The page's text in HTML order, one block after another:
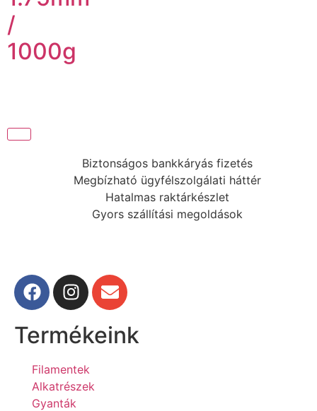
/
1000g
Biztonságos bankkáryás fizetés
Megbízható ügyfélszolgálati háttér
Hatalmas raktárkészlet
Gyors szállítási megoldások
Termékeink
Filamentek
Alkatrészek
Gyanták